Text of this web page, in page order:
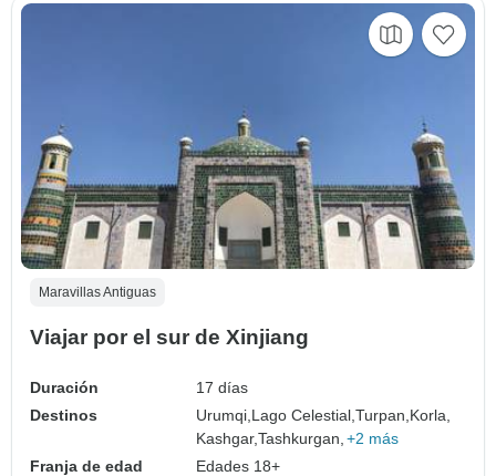
Maravillas Antiguas
Viajar por el sur de Xinjiang
Duración
17 días
Destinos
Urumqi, Lago Celestial,Turpan, Korla,
Kashgar,Tashkurgan, +2 más
Franja de edad
Edades 18+